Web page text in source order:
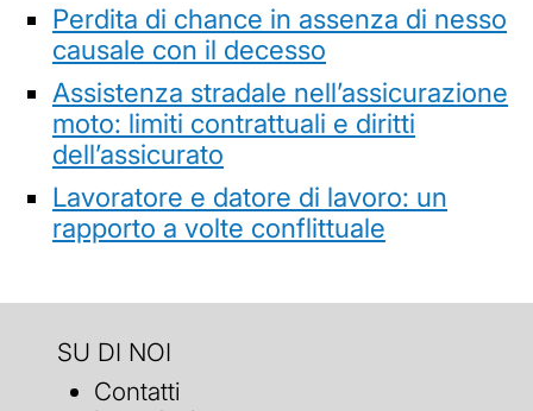
Perdita di chance in assenza di nesso
causale con il decesso
Assistenza stradale nell’assicurazione
moto: limiti contrattuali e diritti
dell’assicurato
Lavoratore e datore di lavoro: un
rapporto a volte conflittuale
SU DI NOI
Contatti